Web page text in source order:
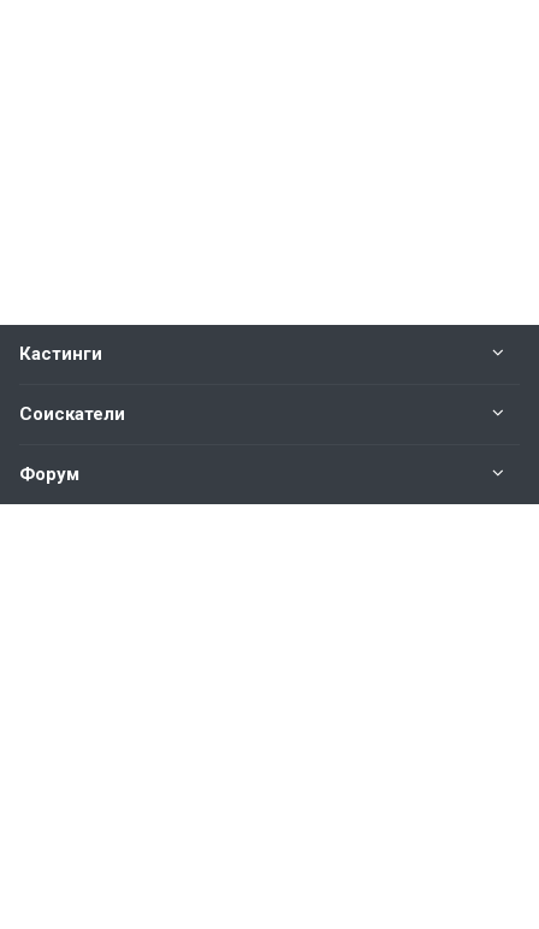
Кастинги
Соискатели
Форум